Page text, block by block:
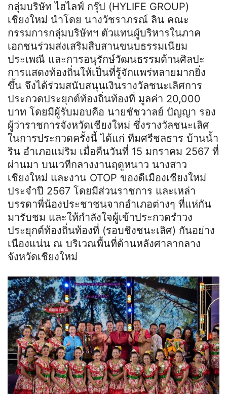
กลุ่มบริษัท ไฮไลฟ์ กรุ๊ป (HYLIFE GROUP)
เชียงใหม่ นำโดย นางวัชราภรณ์ ลิน คณะ
กรรมการกลุ่มบริษัทฯ ตัวแทนผู้บริหารในภาค
เอกชนร่วมส่งเสริมสืบสานขนบธรรมเนียม
ประเพณี และการอนุรักษ์วัฒนธรรมด้านศิลปะ
การแสดงท้องถิ่นให้เป็นที่รู้จักแพร่หลายมากยิ่ง
ขึ้น จึงได้ร่วมสนับสนุนเงินรางวัลชนะเลิศการ
ประกวดประยุกต์ท้องถิ่นท้องที่ มูลค่า 20,000
บาท โดยมีผู้รับมอบคือ นายชัชวาลย์ ปัญญา รอง
ผู้ว่าราชการจังหวัดเชียงใหม่ ซึ่งรางวัลชนะเลิศ
ในการประกวดครั้งนี้ ได้แก่ ทีมศรีชลธาร บ้านน้ำ
ริน อำเภอแม่ริม เมื่อคืนวันที่ 15 มกราคม 2567 ที่
ผ่านมา บนเวทีกลางงานฤดูหนาว นางสาว
เชียงใหม่ และงาน OTOP ของดีเมืองเชียงใหม่
ประจำปี 2567 โดยมีส่วนราชการ และเหล่า
บรรดาพี่น้องประชาชนจากอำเภอต่างๆ ที่แห่กัน
มารับชม และให้กำลังใจผู้เข้าประกวดรำวง
ประยุกต์ท้องถิ่นท้องที่ (รอบชิงชนะเลิศ) กันอย่าง
เนืองแน่น ณ บริเวณพื้นที่ด้านหลังศาลากลาง
จังหวัดเชียงใหม่